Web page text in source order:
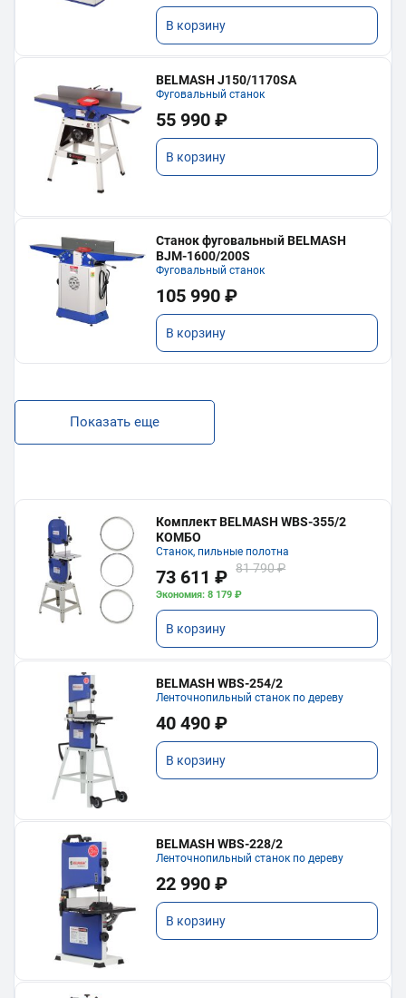
В корзину
BELMASH J150/1170SA
Фуговальный станок
55 990 ₽
В корзину
Станок фуговальный BELMASH
BJM-1600/200S
Фуговальный станок
105 990 ₽
В корзину
Показать еще
Комплект BELMASH WBS-355/2
КОМБО
Станок, пильные полотна
73 611 ₽ 81 790 ₽
Экономия: 8 179 ₽
В корзину
BELMASH WBS-254/2
Ленточнопильный станок по дереву
40 490 ₽
В корзину
BELMASH WBS-228/2
Ленточнопильный станок по дереву
22 990 ₽
В корзину